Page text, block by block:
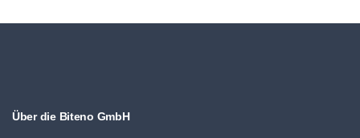
Über die Biteno GmbH